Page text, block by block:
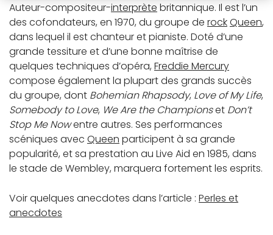
Auteur-compositeur-interprète britannique. Il est l’un
des cofondateurs, en 1970, du groupe de rockQueen,
dans lequel il est chanteur et pianiste. Doté d’une
grande tessiture et d’une bonne maîtrise de
quelques techniques d’opéra, Freddie Mercury
compose également la plupart des grands succès
du groupe, dont Bohemian Rhapsody, Love of My Life,
Somebody to Love, We Are the Championset Don’t
Stop Me Nowentre autres. Ses performances
scéniques avec Queen participent à sa grande
popularité, et sa prestation au Live Aid en 1985, dans
le stade de Wembley, marquera fortement les esprits.
Voir quelques anecdotes dans l’article : Perles et
anecdotes